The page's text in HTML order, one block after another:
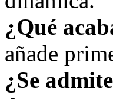
¿Qué
añade
¿Se